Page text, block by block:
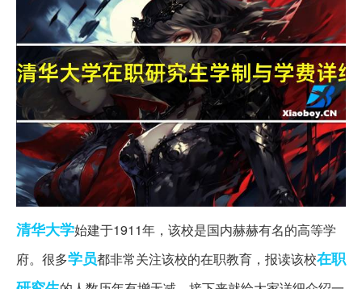
清华大学始建于1911年，该校是国内赫赫有名的高等学
府。很多学员都非常关注该校的在职教育，报读该校在职